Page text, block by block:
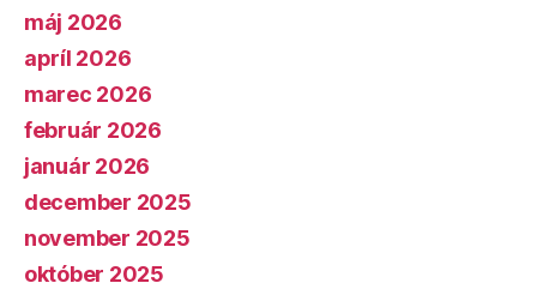
máj 2026
apríl 2026
marec 2026
február 2026
január 2026
december 2025
november 2025
október 2025